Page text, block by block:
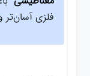
فلزی آسان‌تر